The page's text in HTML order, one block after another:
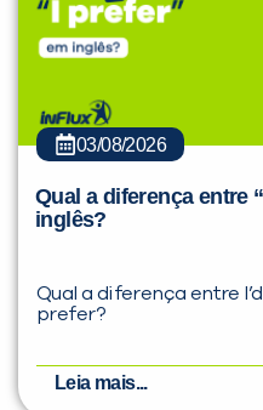
03/08/2026
Qual a diferença entre
inglês?
Qual a diferença entre
prefer?
Leia mais...